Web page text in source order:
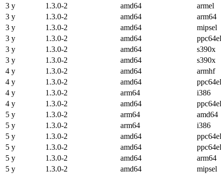
3 y
1.3.0-2 amd64
armel
3 y
1.3.0-2 amd64
arm64
3 y
1.3.0-2 amd64
mipsel
3 y
1.3.0-2 amd64
ppc64el
3 y
1.3.0-2 amd64
s390x
3 y
1.3.0-2 amd64
s390x
4 y
1.3.0-2 amd64
armhf
4 y
1.3.0-2 amd64
ppc64el
4 y
1.3.0-2 arm64
i386
4 y
1.3.0-2 amd64
ppc64el
5 y
1.3.0-2 arm64
amd64
5 y
1.3.0-2 arm64
i386
5 y
1.3.0-2 amd64
ppc64el
5 y
1.3.0-2 amd64
ppc64el
5 y
1.3.0-2 amd64
arm64
5 y
1.3.0-2 amd64
mipsel